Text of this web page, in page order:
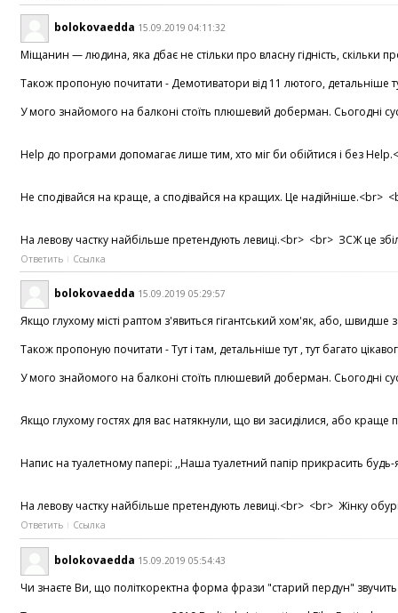
bolokovaedda 15.09.2019 04:11:32
Міщанин — людина, яка дбає не стільки про власну гідність, скільки
Також пропоную почитати - Демотиватори від 11 лютого, детальніше
У мого знайомого на балконі стоїть плюшевий доберман. Сьогодні
Help до програми допомагає лише тим, хто міг би обійтися і без
Не сподівайся на краще, а сподівайся на кращих. Це надійніше.<br>
На левову частку найбільше претендують левиці.<br> <br> ЗСЖ це
Ответить Ссылка
bolokovaedda 15.09.2019 05:29:57
Якщо глухому місті раптом з'явиться гігантський хом'як, або, швидше
Також пропоную почитати - Тут і там, детальніше тут , тут багато
У мого знайомого на балконі стоїть плюшевий доберман. Сьогодні
Якщо глухому гостях для вас натякнули, що ви засиділися, або
Напис на туалетному папері: ,,Наша туалетний папір прикрасить
На левову частку найбільше претендують левиці.<br> <br> Жінку
Ответить Ссылка
bolokovaedda 15.09.2019 05:54:43
Чи знаєте Ви, що політкоректна форма фрази "старий пердун" звучить